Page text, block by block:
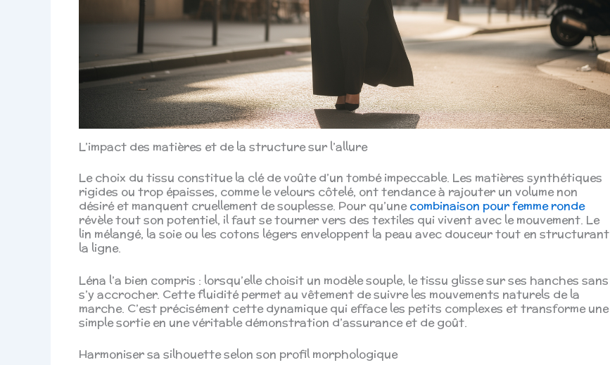
L’impact des matières et de la structure sur l’allure
Le choix du tissu constitue la clé de voûte d’un tombé impeccable. Les matières synthétiques
rigides ou trop épaisses, comme le velours côtelé, ont tendance à rajouter un volume non
désiré et manquent cruellement de souplesse. Pour qu’unecombinaison pour femme ronde
révèle tout son potentiel, il faut se tourner vers des textiles qui vivent avec le mouvement. Le
lin mélangé, la soie ou les cotons légers enveloppent la peau avec douceur tout en structurant
la ligne.
Léna l’a bien compris : lorsqu’elle choisit un modèle souple, le tissu glisse sur ses hanches sans
s’y accrocher. Cette fluidité permet au vêtement de suivre les mouvements naturels de la
marche. C’est précisément cette dynamique qui efface les petits complexes et transforme une
simple sortie en une véritable démonstration d’assurance et de goût.
Harmoniser sa silhouette selon son profil morphologique